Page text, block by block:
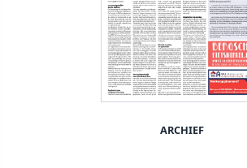
ARCHIEF